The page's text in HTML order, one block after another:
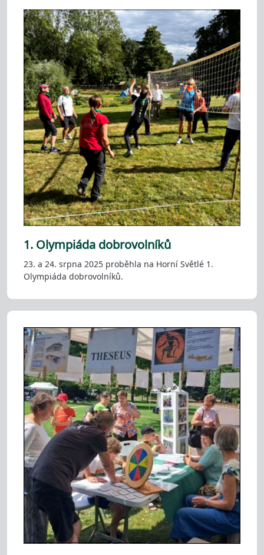
1. Olympiáda dobrovolníků
23. a 24. srpna 2025 proběhla na Horní Světlé 1.
Olympiáda dobrovolníků.